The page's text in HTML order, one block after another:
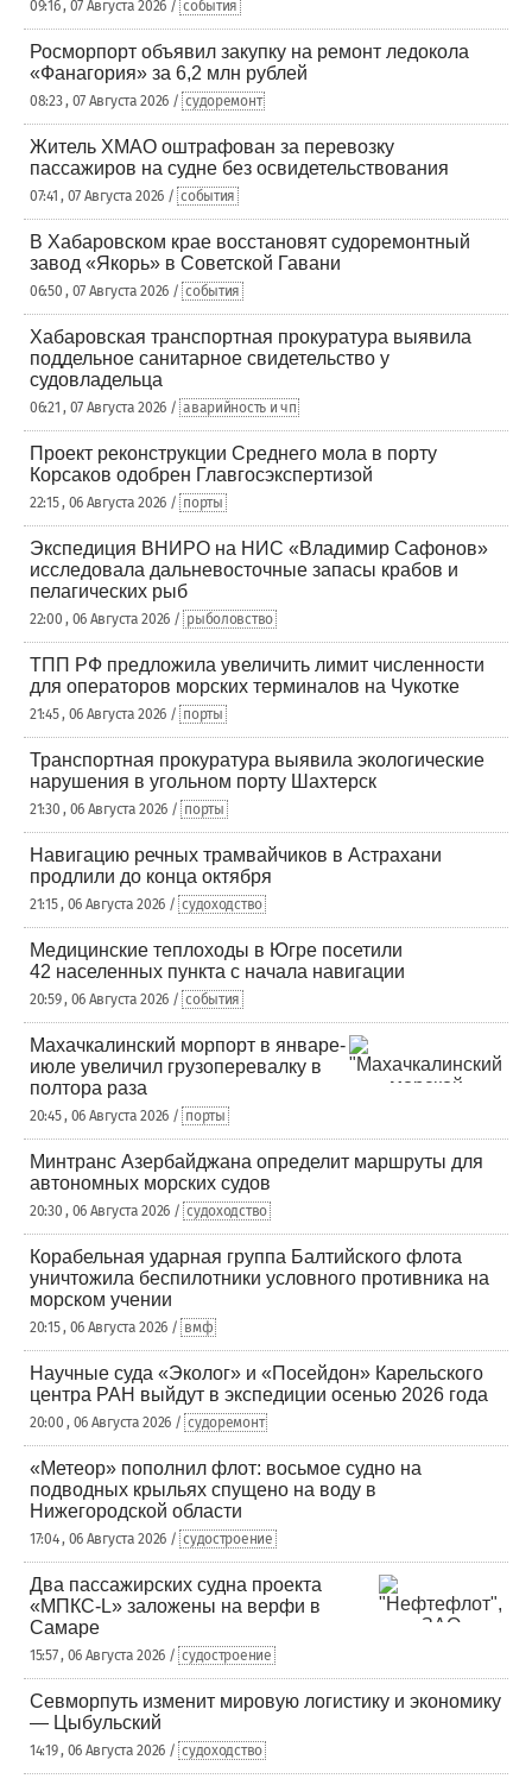
09:16 , 07 Августа 2026 / события
Росморпорт объявил закупку на ремонт ледокола
«Фанагория» за 6,2 млн рублей
08:23 , 07 Августа 2026 / судоремонт
Житель ХМАО оштрафован за перевозку
пассажиров на судне без освидетельствования
07:41 , 07 Августа 2026 / события
В Хабаровском крае восстановят судоремонтный
завод «Якорь» в Советской Гавани
06:50 , 07 Августа 2026 / события
Хабаровская транспортная прокуратура выявила
поддельное санитарное свидетельство у
судовладельца
06:21 , 07 Августа 2026 / аварийность и чп
Проект реконструкции Среднего мола в порту
Корсаков одобрен Главгосэкспертизой
22:15 , 06 Августа 2026 / порты
Экспедиция ВНИРО на НИС «Владимир Сафонов»
исследовала дальневосточные запасы крабов и
пелагических рыб
22:00 , 06 Августа 2026 / рыболовство
ТПП РФ предложила увеличить лимит численности
для операторов морских терминалов на Чукотке
21:45 , 06 Августа 2026 / порты
Транспортная прокуратура выявила экологические
нарушения в угольном порту Шахтерск
21:30 , 06 Августа 2026 / порты
Навигацию речных трамвайчиков в Астрахани
продлили до конца октября
21:15 , 06 Августа 2026 / судоходство
Медицинские теплоходы в Югре посетили
42 населенных пункта с начала навигации
20:59 , 06 Августа 2026 / события
Махачкалинский морпорт в январе-
июле увеличил грузоперевалку в
полтора раза
20:45 , 06 Августа 2026 / порты
Минтранс Азербайджана определит маршруты для
автономных морских судов
20:30 , 06 Августа 2026 / судоходство
Корабельная ударная группа Балтийского флота
уничтожила беспилотники условного противника на
морском учении
20:15 , 06 Августа 2026 / вмф
Научные суда «Эколог» и «Посейдон» Карельского
центра РАН выйдут в экспедиции осенью 2026 года
20:00 , 06 Августа 2026 / судоремонт
«Метеор» пополнил флот: восьмое судно на
подводных крыльях спущено на воду в
Нижегородской области
17:04 , 06 Августа 2026 / судостроение
Два пассажирских судна проекта
«МПКС-L» заложены на верфи в
Самаре
15:57 , 06 Августа 2026 / судостроение
Севморпуть изменит мировую логистику и экономику
— Цыбульский
14:19 , 06 Августа 2026 / судоходство